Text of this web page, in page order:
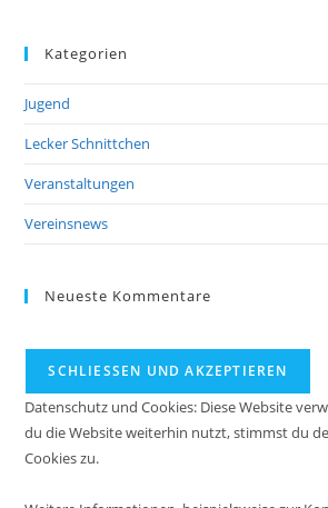
Kategorien
Jugend
Lecker Schnittchen
Veranstaltungen
Vereinsnews
Neueste Kommentare
Datenschutz und Cookies: Diese Website
du die Website weiterhin nutzt, stimmst du
Cookies zu.